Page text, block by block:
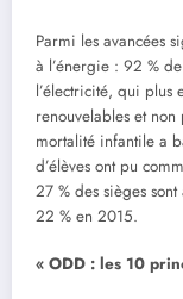
Parmi les avancées
à l’énergie : 92 %
l’électricité, qui plus
renouvelables et
mortalité infantile a
d’élèves ont pu
27 % des sièges
22 % en 2015.
« ODD : les 10